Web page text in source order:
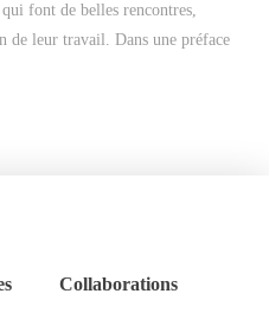
font de belles rencontres,
de leur travail. Dans une préface
Collaborations